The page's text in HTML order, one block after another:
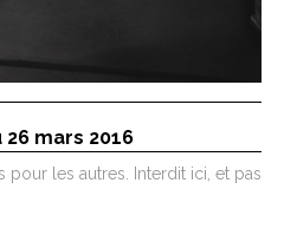
26 mars 2016
pour les autres. Interdit ici, et pas